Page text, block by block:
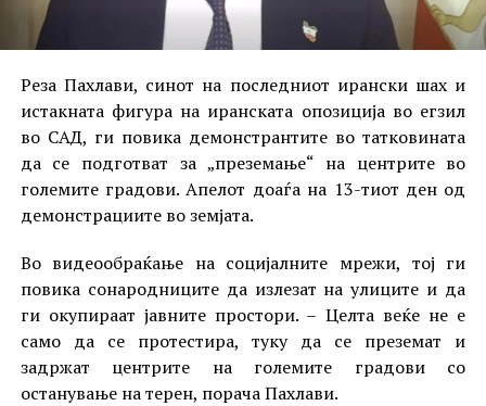
Реза Пахлави, синот на последниот ирански шах и
истакната фигура на иранската опозиција во егзил
во САД, ги повика демонстрантите во татковината
да се подготват за „преземање“ на центрите во
големите градови. Апелот доаѓа на 13-тиот ден од
демонстрациите во земјата.
Во видеообраќање на социјалните мрежи, тој ги
повика сонародниците да излезат на улиците и да
ги окупираат јавните простори. – Целта веќе не е
само да се протестира, туку да се преземат и
задржат центрите на големите градови со
останување на терен, порача Пахлави.